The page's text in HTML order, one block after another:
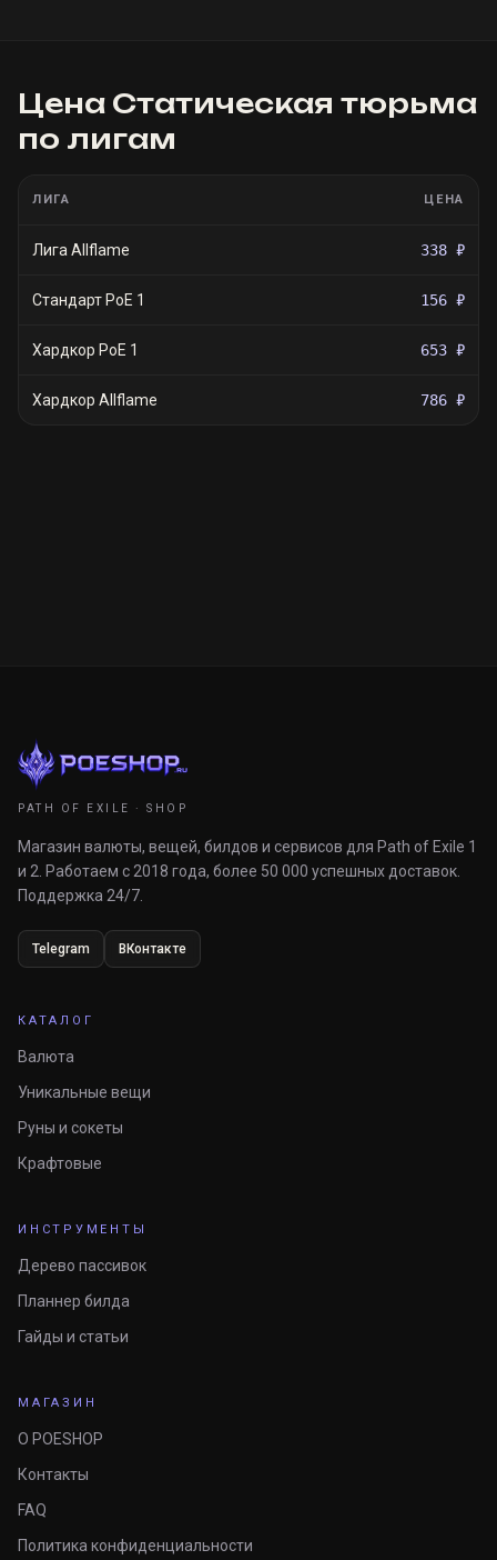
Цена Статическая тюрьма
по лигам
ЛИГА ЦЕНА
Лига Allflame 338 ₽
Стандарт PoE 1 156 ₽
Хардкор PoE 1 653 ₽
Хардкор Allflame 786 ₽
PATH OF EXILE · SHOP
Магазин валюты, вещей, билдов и сервисов для Path of Exile 1
и 2. Работаем с 2018 года, более 50 000 успешных доставок.
Поддержка 24/7.
Telegram ВКонтакте
КАТАЛОГ
Валюта
Уникальные вещи
Руны и сокеты
Крафтовые
ИНСТРУМЕНТЫ
Дерево пассивок
Планнер билда
Гайды и статьи
МАГАЗИН
О POESHOP
Контакты
FAQ
Политика конфиденциальности